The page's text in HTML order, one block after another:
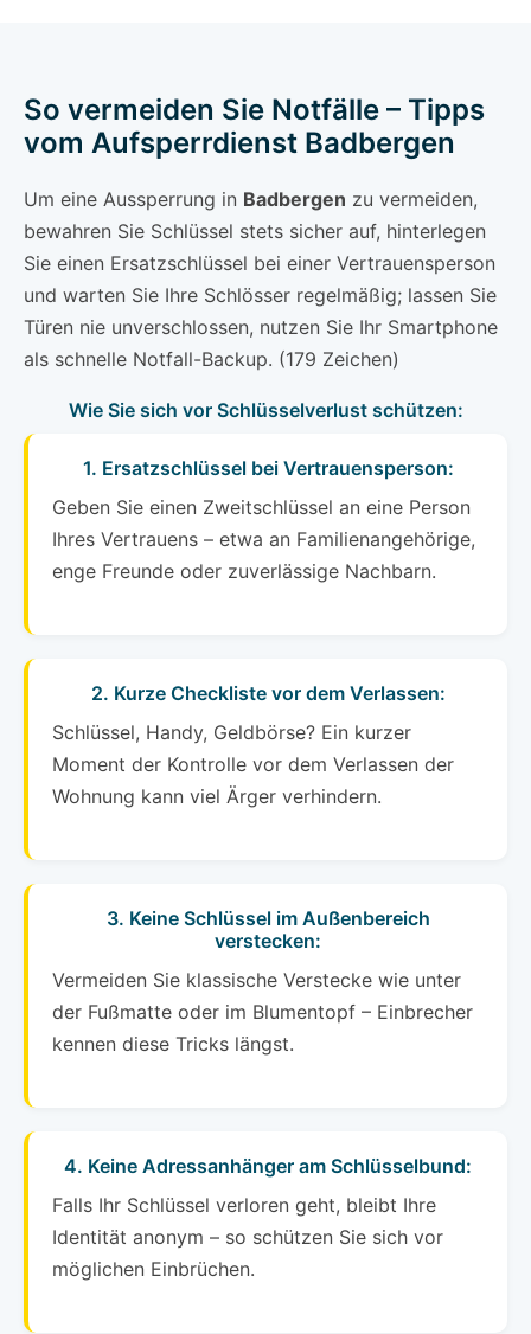
So vermeiden Sie Notfälle – Tipps
vom Aufsperrdienst Badbergen
Um eine Aussperrung in Badbergen zu vermeiden,
bewahren Sie Schlüssel stets sicher auf, hinterlegen
Sie einen Ersatzschlüssel bei einer Vertrauensperson
und warten Sie Ihre Schlösser regelmäßig; lassen Sie
Türen nie unverschlossen, nutzen Sie Ihr Smartphone
als schnelle Notfall-Backup. (179 Zeichen)
Wie Sie sich vor Schlüsselverlust schützen:
1. Ersatzschlüssel bei Vertrauensperson:
Geben Sie einen Zweitschlüssel an eine Person
Ihres Vertrauens – etwa an Familienangehörige,
enge Freunde oder zuverlässige Nachbarn.
2. Kurze Checkliste vor dem Verlassen:
Schlüssel, Handy, Geldbörse? Ein kurzer
Moment der Kontrolle vor dem Verlassen der
Wohnung kann viel Ärger verhindern.
3. Keine Schlüssel im Außenbereich
verstecken:
Vermeiden Sie klassische Verstecke wie unter
der Fußmatte oder im Blumentopf – Einbrecher
kennen diese Tricks längst.
4. Keine Adressanhänger am Schlüsselbund:
Falls Ihr Schlüssel verloren geht, bleibt Ihre
Identität anonym – so schützen Sie sich vor
möglichen Einbrüchen.